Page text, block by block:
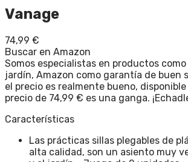
Vanage
74,99 €
Buscar en Amazon
Somos especialistas en productos
jardín, Amazon como garantía de buen
el precio es realmente bueno,
precio de 74,99 € es una ganga.
Características
Las prácticas sillas plegables de
alta calidad, son un asiento muy